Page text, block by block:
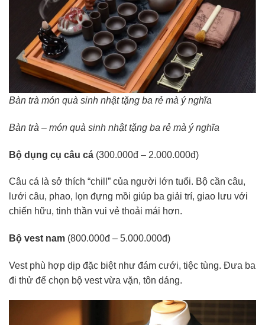
Bàn trà món quà sinh nhật tặng ba rẻ mà ý nghĩa
Bàn trà – món quà sinh nhật tặng ba rẻ mà ý nghĩa
Bộ dụng cụ câu cá (300.000đ – 2.000.000đ)
Câu cá là sở thích “chill” của người lớn tuổi. Bộ cần câu,
lưới câu, phao, lọn đựng mồi giúp ba giải trí, giao lưu với
chiến hữu, tinh thần vui vẻ thoải mái hơn.
Bộ vest nam (800.000đ – 5.000.000đ)
Vest phù hợp dịp đặc biệt như đám cưới, tiệc tùng. Đưa ba
đi thử để chọn bộ vest vừa vặn, tôn dáng.